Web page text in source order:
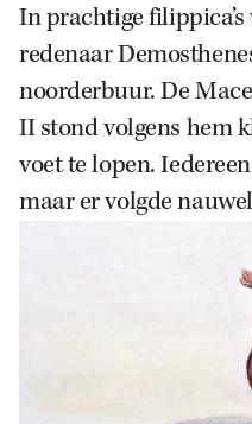
In prachtige
redenaar
noorderbuur. De
II stond volgens hem
voet te lopen.
maar er volgde